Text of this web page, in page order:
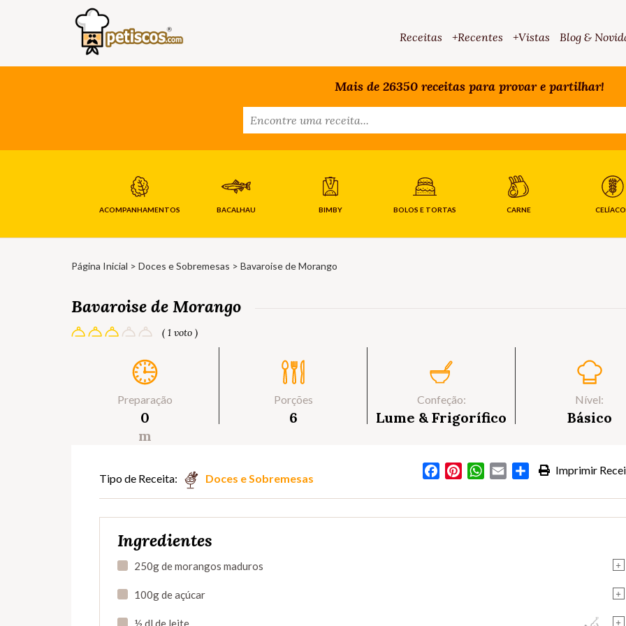
Receitas +Recentes +Vistas Blog &
Mais de 26350 receitas para provar e partilhar!
ACOMPANHAMENTOS BACALHAU BIMBY BOLOS E TORTAS CARNE
Página Inicial > Doces e Sobremesas > Bavaroise de Morango
Bavaroise de Morango
( 1 voto )
Preparação
0
m
Porções
6
Confeção:
Lume & Frigorífico
Nível:
Básico
Imprimir
FacebookPinterestWhatsApp
Email Partilhar
Tipo de Receita: Doces e Sobremesas
Ingredientes
+
250g de morangos maduros
+
100g de açúcar
+
½ dl de leite